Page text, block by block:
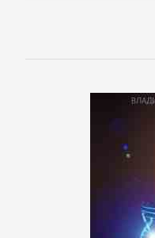
БОЕВИКИ
фантастика